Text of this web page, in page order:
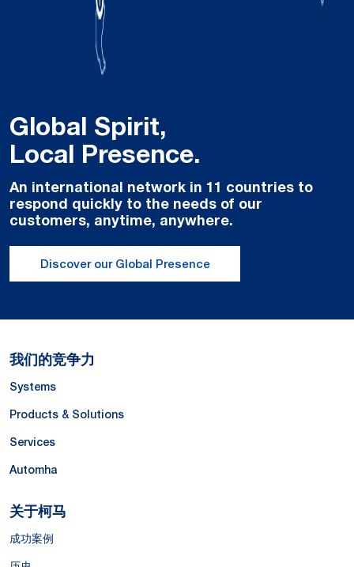
Global Spirit,
Local Presence.
An international network in 11 countries to
respond quickly to the needs of our
customers, anytime, anywhere.
Discover our Global Presence
我们的竞争力
Systems
Products & Solutions
Services
Automha
关于柯马
成功案例